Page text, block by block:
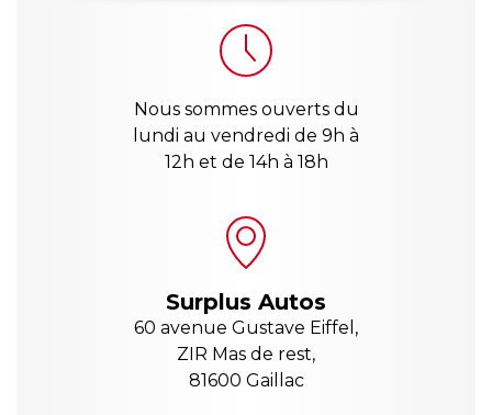
Nous sommes ouverts du
lundi au vendredi de 9h à
12h et de 14h à 18h
Surplus Autos
60 avenue Gustave Eiffel,
ZIR Mas de rest,
81600 Gaillac